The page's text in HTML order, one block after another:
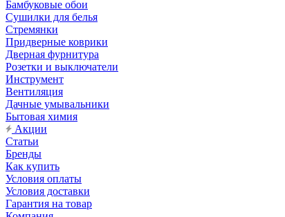
Бамбуковые обои
Сушилки для белья
Стремянки
Придверные коврики
Дверная фурнитура
Розетки и выключатели
Инструмент
Вентиляция
Дачные умывальники
Бытовая химия
Акции
Статьи
Бренды
Как купить
Условия оплаты
Условия доставки
Гарантия на товар